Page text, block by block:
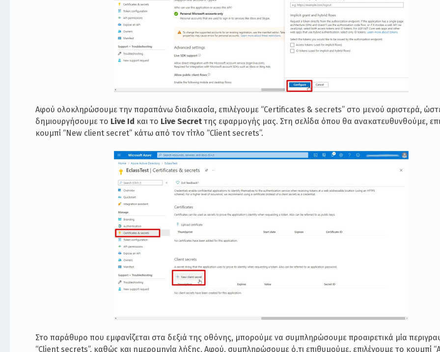
Αφού ολοκληρώσουμε την παραπάνω διαδικασία, επιλέγουμε “Certificates & secrets” στο μενού αριστερά,
δημιουργήσουμε το Live Id και το Live Secret της εφαρμογής μας. Στη σελίδα όπου θα ανακατευθυνθούμε,
κουμπί “New client secret” κάτω από τον τίτλο “Client secrets”.
Στο παράθυρο που εμφανίζεται στα δεξιά της οθόνης, μπορούμε να συμπληρώσουμε προαιρετικά μία
“Client secrets”, καθώς και ημερομηνία λήξης. Αφού, συμπληρώσουμε ό,τι επιθυμούμε, επιλέγουμε το κουμπί